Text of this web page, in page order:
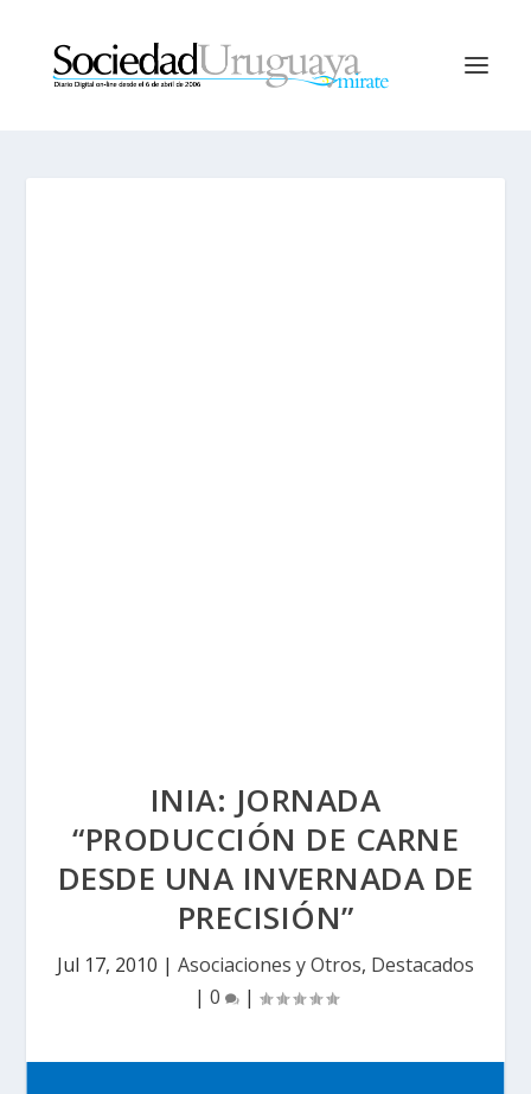
INIA: JORNADA
“PRODUCCIÓN DE CARNE
DESDE UNA INVERNADA DE
PRECISIÓN”
Jul 17, 2010 | Asociaciones y Otros, Destacados
| 0 |